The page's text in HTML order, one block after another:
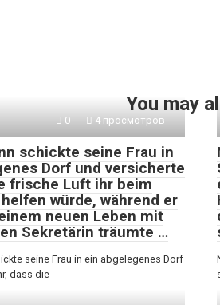
You may
0 4 просмотров
schickte seine Frau in
Dorf und versicherte
frische Luft ihr beim
würde, während er
neuen Leben mit
Sekretärin träumte …
seine Frau in ein abgelegenes Dorf
dass die